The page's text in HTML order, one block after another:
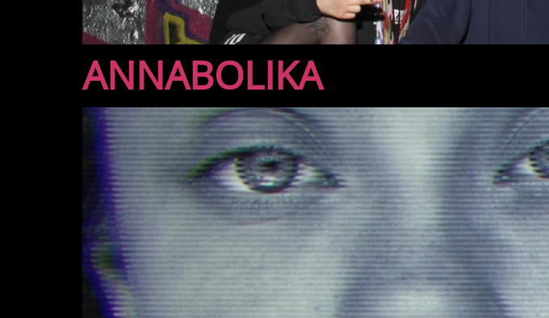
ANNABOLIKA